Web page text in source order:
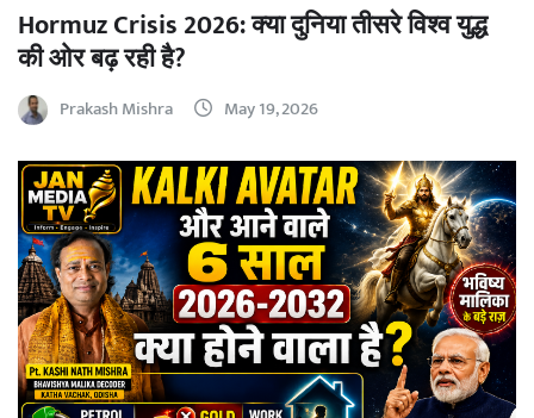
Hormuz Crisis 2026: क्या दुनिया तीसरे विश्व युद्ध
की ओर बढ़ रही है?
Prakash Mishra May 19, 2026